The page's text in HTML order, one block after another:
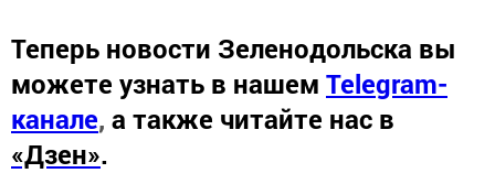
Теперь новости Зеленодольска вы
можете узнать в нашем Telegram-
канале, а также читайте нас в
«Дзен».